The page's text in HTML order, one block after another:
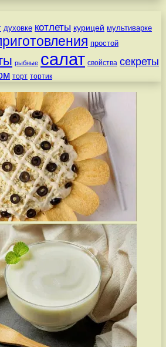
духовке котлеты курицей мультиварке
простой
рыбные салат свойства секреты
торт тортик